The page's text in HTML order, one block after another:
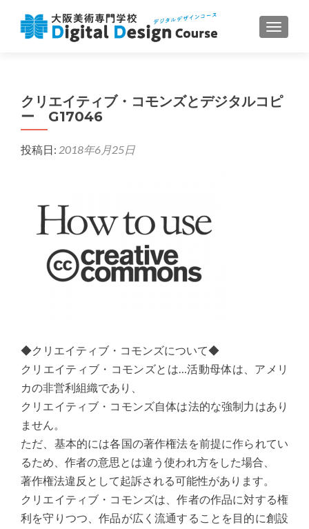
ナビゲ
クリエイティブ・コモンズとデジタルコピ
ー G17046
投稿日: 2018年6月25日
◆クリエイティブ・コモンズについて◆
クリエイティブ・コモンズとは…活動母体は、アメリ
カの非営利組織であり、
クリエイティブ・コモンズ自体は法的な強制力はあり
ません。
ただ、基本的には各国の著作権法を前提に作られてい
るため、作者の意思とは違う使われ方をした場合、
著作権法違反として起訴される可能性があります。
クリエイティブ・コモンズは、作者の作品に対する権
利を守りつつ、作品が広く流通することを目的に創設